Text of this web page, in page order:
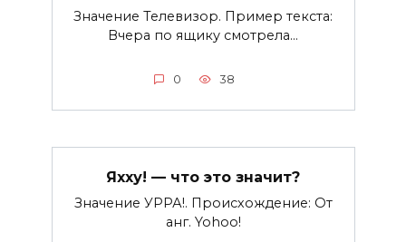
Значение Телевизор. Пример текста:
Вчера по ящику смотрела…
0 38
Яхху! — что это значит?
Значение УРРА!. Происхождение: От
анг. Yohoo!